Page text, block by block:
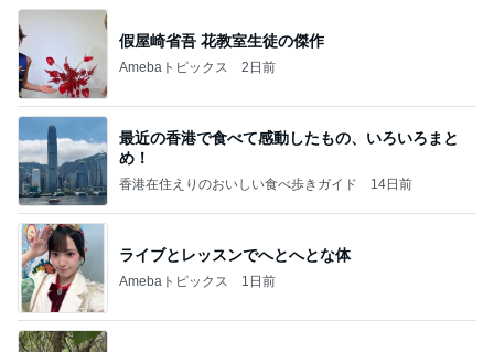
假屋崎省吾 花教室生徒の傑作
Amebaトピックス 2日前
最近の香港で食べて感動したもの、いろいろまと
め！
香港在住えりのおいしい食べ歩きガイド 14日前
ライブとレッスンでへとへとな体
Amebaトピックス 1日前